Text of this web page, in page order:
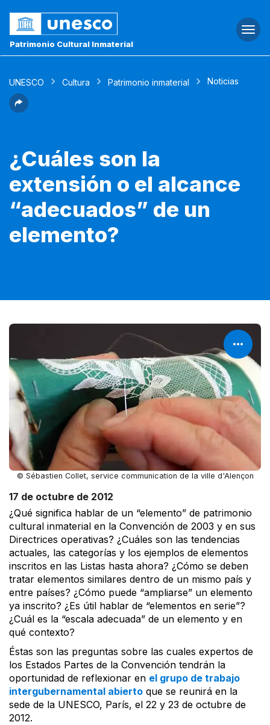
Patrimonio Cultural Inmaterial
UNESCO Cultura Patrimonio inmaterial Noticias
¿Cuáles son la
extensión o el alcance
“adecuados” de un
elemento?
© Sébastien Collet, service communication de la ville d'Alençon
17 de octubre de 2012
¿Qué significa hablar de un “elemento” de patrimonio
cultural inmaterial en la Convención de 2003 y en sus
Directrices operativas? ¿Cuáles son las tendencias
actuales, las categorías y los ejemplos de elementos
inscritos en las Listas hasta ahora? ¿Cómo se deben
tratar elementos similares dentro de un mismo país y
entre países? ¿Cómo puede “ampliarse” un elemento
ya inscrito? ¿Es útil hablar de “elementos en serie”?
¿Cuál es la “escala adecuada” de un elemento y en
qué contexto?
Éstas son las preguntas sobre las cuales expertos de
los Estados Partes de la Convención tendrán la
oportunidad de reflexionar en el grupo de trabajo
intergubernamental abierto que se reunirá en la
sede de la UNESCO, París, el 22 y 23 de octubre de
2012.